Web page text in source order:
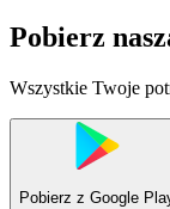
Pobierz
Wszystkie Twoje
Pobierz z Google